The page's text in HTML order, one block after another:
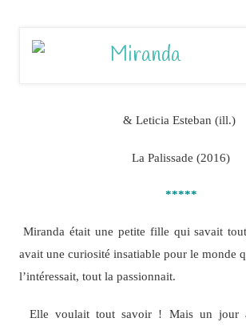
& Leticia Esteban (ill.)
La Palissade (2016)
*****
Miranda était une petite fille qui savait
avait une curiosité insatiable pour le monde
l’intéressait, tout la passionnait.
Elle voulait tout savoir ! Mais un jour